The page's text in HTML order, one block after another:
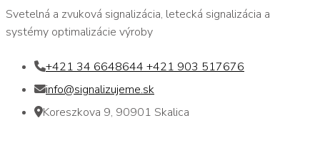
Svetelná a zvuková signalizácia, letecká signalizácia a
systémy optimalizácie výroby
+421 34 6648644 +421 903 517676
info@signalizujeme.sk
Koreszkova 9, 90901 Skalica